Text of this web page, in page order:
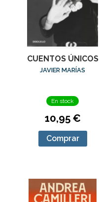
CUENTOS ÚNICOS
JAVIER MARÍAS
En stock
10,95 €
Comprar